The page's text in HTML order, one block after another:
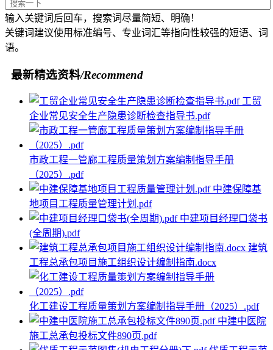
输入关键词后回车，搜索词尽量简短、明确！
关键词建议使用标准编号、专业词汇等指向性较强的短语、词
语。
最新精选资料/Recommend
工贸
企业常见安全生产隐患诊断检查指导书.pdf
市政工程一管廊工程质量策划方案编制指导手册
（2025）.pdf
中建保障基
地项目工程质量管理计划.pdf
中建项目经理口袋书
(全周期).pdf
建筑
工程总承包项目施工组织设计编制指南.docx
化工建设工程质量策划方案编制指导手册（2025）.pdf
中建中医院
施工总承包投标文件890页.pdf